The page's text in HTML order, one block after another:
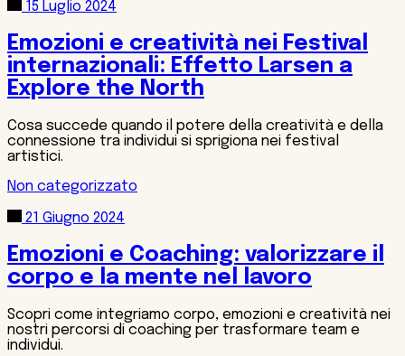
15 Luglio 2024
Emozioni e creatività nei Festival
internazionali: Effetto Larsen a
Explore the North
Cosa succede quando il potere della creatività e della
connessione tra individui si sprigiona nei festival
artistici.
Non categorizzato
21 Giugno 2024
Emozioni e Coaching: valorizzare il
corpo e la mente nel lavoro
Scopri come integriamo corpo, emozioni e creatività nei
nostri percorsi di coaching per trasformare team e
individui.